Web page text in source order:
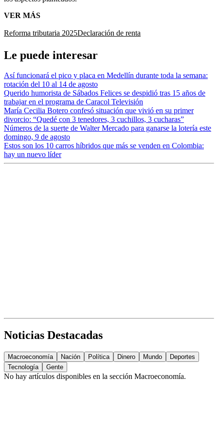
VER MÁS
Reforma tributaria 2025Declaración de renta
Le puede interesar
Así funcionará el pico y placa en Medellín durante toda la semana:
rotación del 10 al 14 de agosto
Querido humorista de Sábados Felices se despidió tras 15 años de
trabajar en el programa de Caracol Televisión
María Cecilia Botero confesó situación que vivió en su primer
divorcio: “Quedé con 3 tenedores, 3 cuchillos, 3 cucharas”
Números de la suerte de Walter Mercado para ganarse la lotería este
domingo, 9 de agosto
Estos son los 10 carros híbridos que más se venden en Colombia:
hay un nuevo líder
Noticias Destacadas
Macroeconomía Nación Política Dinero Mundo
Deportes
Tecnología
Gente
No hay artículos disponibles en la sección Macroeconomía.